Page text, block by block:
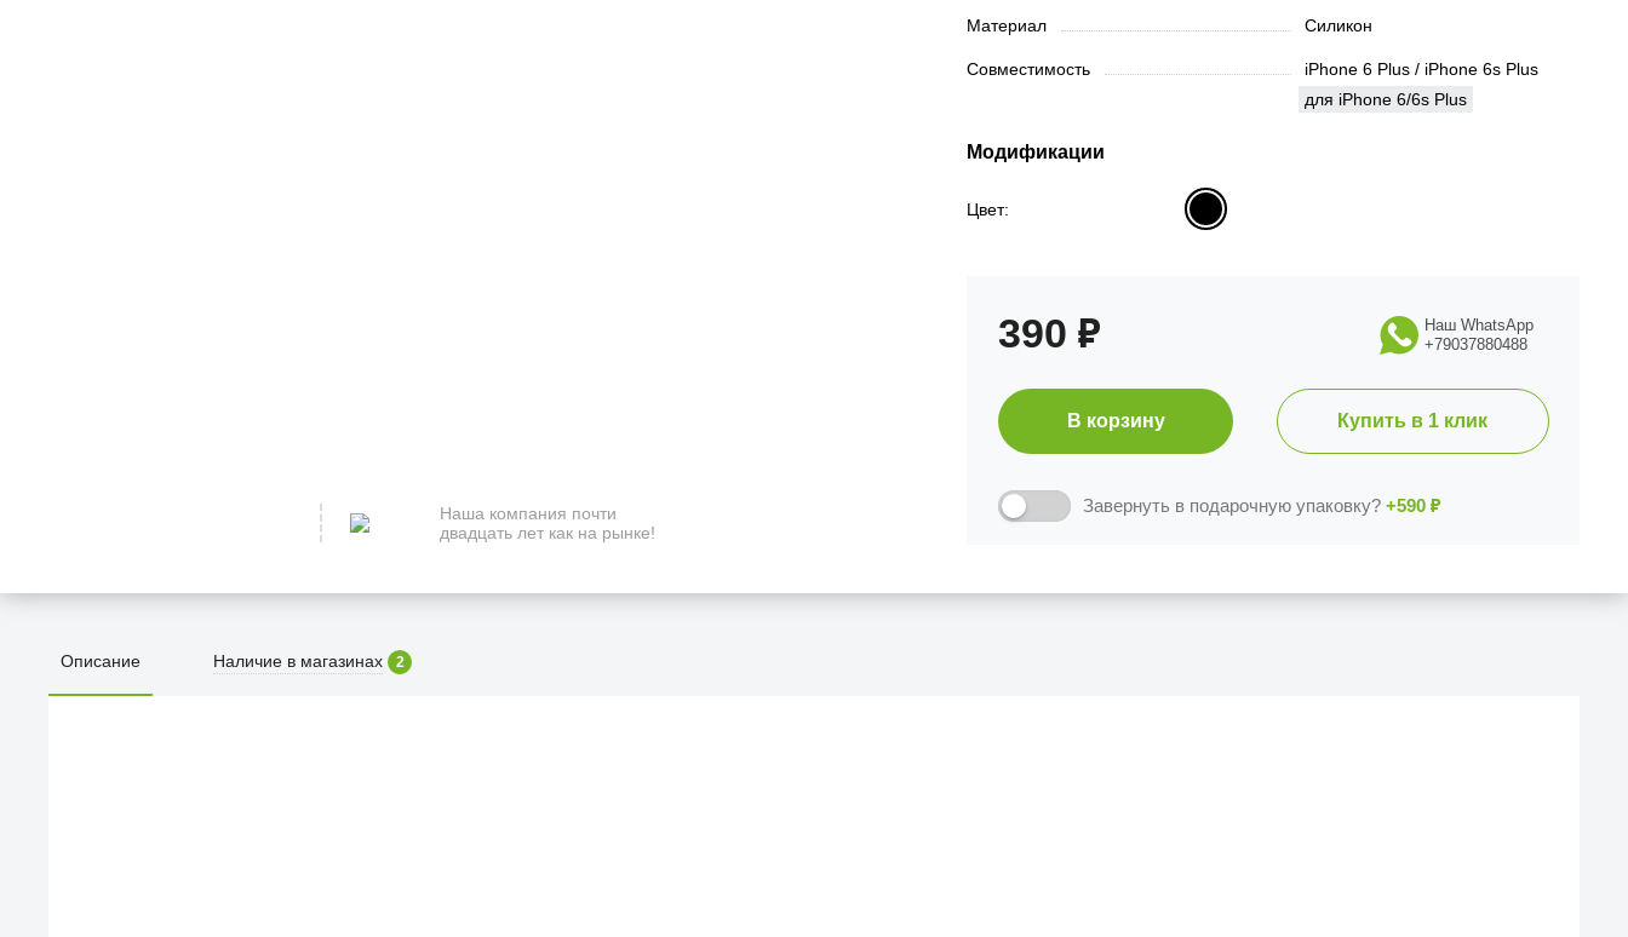
Материал Силикон
Совместимость
iPhone 6 Plus / iPhone 6s Plus
для iPhone 6/6s Plus
Модификации
Цвет:
390 ₽
Наш WhatsApp
+79037880488
В корзину Купить в 1 клик
Завернуть в подарочную упаковку? +590 ₽
Наша компания почти
двадцать лет как на рынке!
Описание Наличие в магазинах 2